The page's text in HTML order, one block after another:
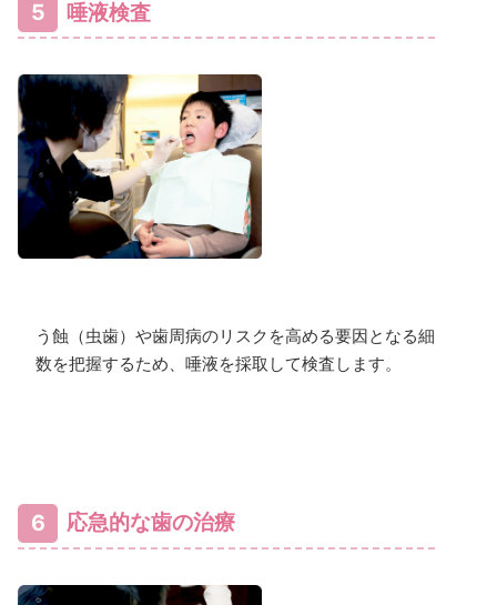
5 唾液検査
う蝕（虫歯）や歯周病のリスクを高める要因となる細菌
数を把握するため、唾液を採取して検査します。
6 応急的な歯の治療